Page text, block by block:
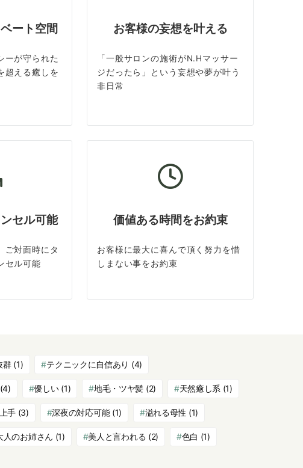
ート空間
ーが守られた
超える癒しを
お客様の妄想を叶える
「一般サロンの施術がN.Hマッサー
ジだったら」という妄想や夢が叶う
非日常
セル可能
ご対面時にタ
セル可能
価値ある時間をお約束
お客様に最大に喜んで頂く努力を惜
しまない事をお約束
群(1) テクニックに自信あり (4)
(4) 優しい(1) 地毛・ツヤ髪 (2) 天然癒し系 (1)
手 (3) 深夜の対応可能(1) 溢れる母性 (1)
人のお姉さん (1) 美人と言われる (2) 色白 (1)